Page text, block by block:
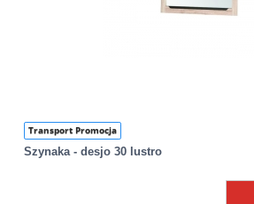
Transport Promocja
Szynaka - desjo 30 lustro